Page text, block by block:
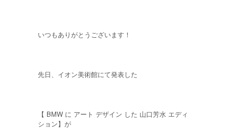
いつもありがとうございます！
先日、イオン美術館にて発表した
【 BMW に アート デザイン した 山口芳水 エディ
ション】が